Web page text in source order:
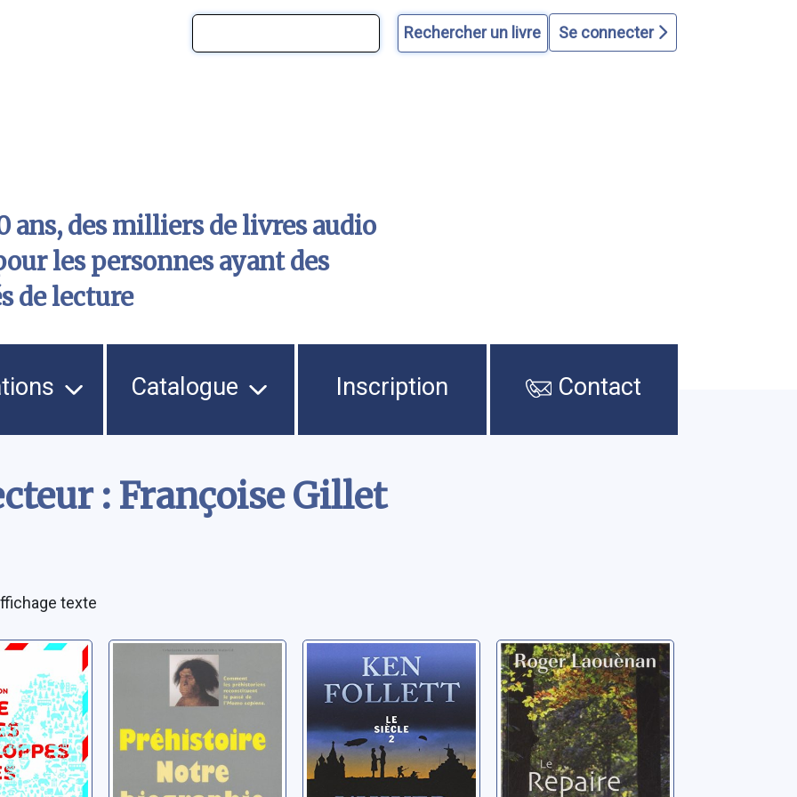
Se connecter
ans, des milliers de livres audio
les personnes ayant des
de lecture
Catalogue Inscription Contact
: Françoise Gillet
texte
Préhistoire: notre
biographie
Le siècle: 02:
L'hiver du
monde [2 CDs]
Follett, Ken
Le repaire du
papillon
Laouènan, Roger